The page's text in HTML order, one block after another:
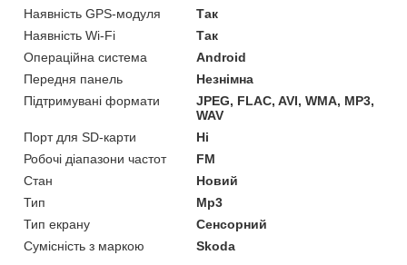
Наявність GPS-модуля
Так
Наявність Wi-Fi
Так
Операційна система
Android
Передня панель
Незнімна
Підтримувані формати
JPEG, FLAC, AVI, WMA, MP3,
WAV
Порт для SD-карти
Ні
Робочі діапазони частот
FM
Стан
Новий
Тип
Mp3
Тип екрану
Сенсорний
Сумісність з маркою
Skoda